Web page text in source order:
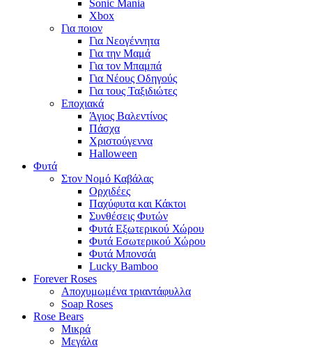
Sonic Mania
Xbox
Για ποιον
Για Νεογέννητα
Για την Μαμά
Για τον Μπαμπά
Για Νέους Οδηγούς
Για τους Ταξιδιώτες
Εποχιακά
Άγιος Βαλεντίνος
Πάσχα
Χριστούγεννα
Halloween
Φυτά
Στον Νομό Καβάλας
Ορχιδέες
Παχύφυτα και Κάκτοι
Συνθέσεις Φυτών
Φυτά Εξωτερικού Χώρου
Φυτά Εσωτερικού Χώρου
Φυτά Μπονσάι
Lucky Bamboo
Forever Roses
Αποχυμωμένα τριαντάφυλλα
Soap Roses
Rose Βears
Μικρά
Μεγάλα